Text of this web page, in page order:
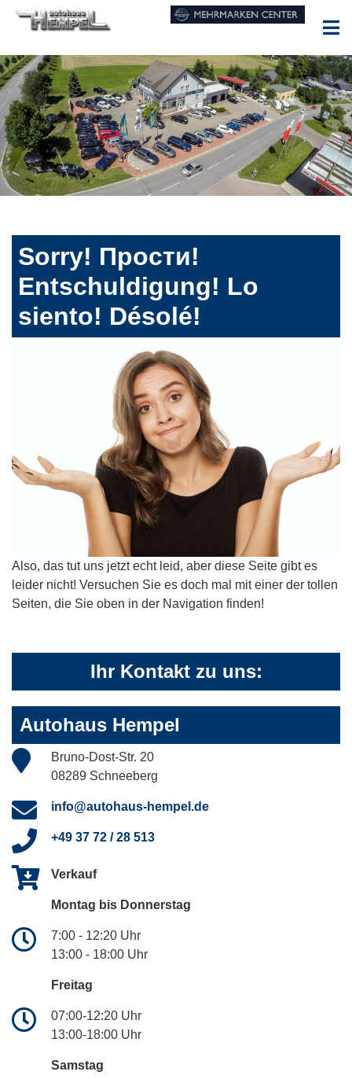
Sorry! Прости!
Entschuldigung! Lo
siento! Désolé!
Also, das tut uns jetzt echt leid, aber diese Seite gibt es
leider nicht! Versuchen Sie es doch mal mit einer der tollen
Seiten, die Sie oben in der Navigation finden!
Ihr Kontakt zu uns:
Autohaus Hempel
Bruno-Dost-Str. 20
08289 Schneeberg
info@autohaus-hempel.de
+49 37 72 / 28 513
Verkauf
Montag bis Donnerstag
7:00 - 12:20 Uhr
13:00 - 18:00 Uhr
Freitag
07:00-12:20 Uhr
13:00-18:00 Uhr
Samstag